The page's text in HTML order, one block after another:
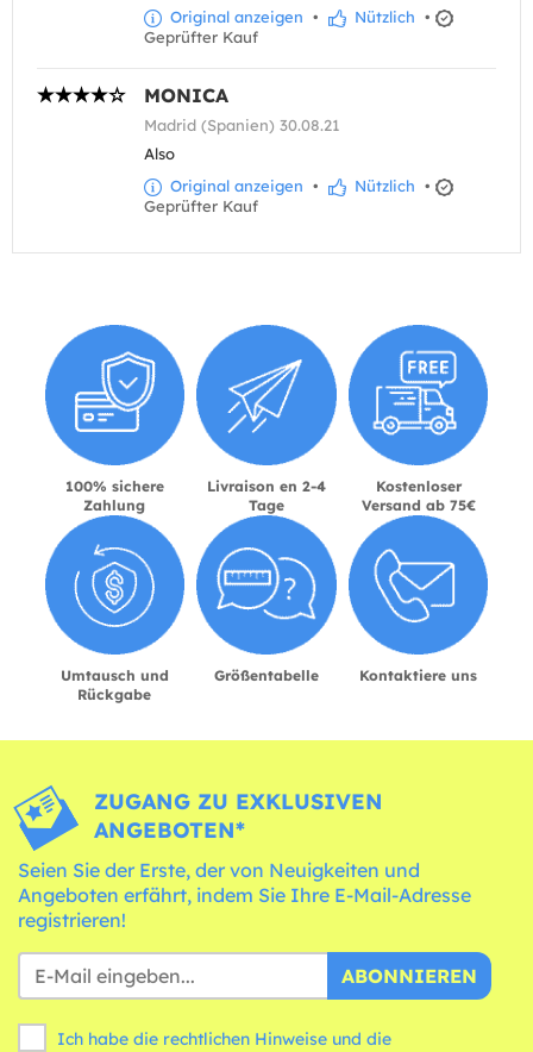
Original anzeigen • Nützlich •
Geprüfter Kauf
MONICA
Madrid (Spanien) 30.08.21
Also
Original anzeigen • Nützlich •
Geprüfter Kauf
100% sichere
Zahlung
Livraison en 2-4
Tage
Kostenloser
Versand ab 75€
Umtausch und
Rückgabe
Größentabelle Kontaktiere uns
ZUGANG ZU EXKLUSIVEN
ANGEBOTEN*
Seien Sie der Erste, der von Neuigkeiten und
Angeboten erfährt, indem Sie Ihre E-Mail-Adresse
registrieren!
ABONNIEREN
Ich habe die rechtlichen Hinweise und die